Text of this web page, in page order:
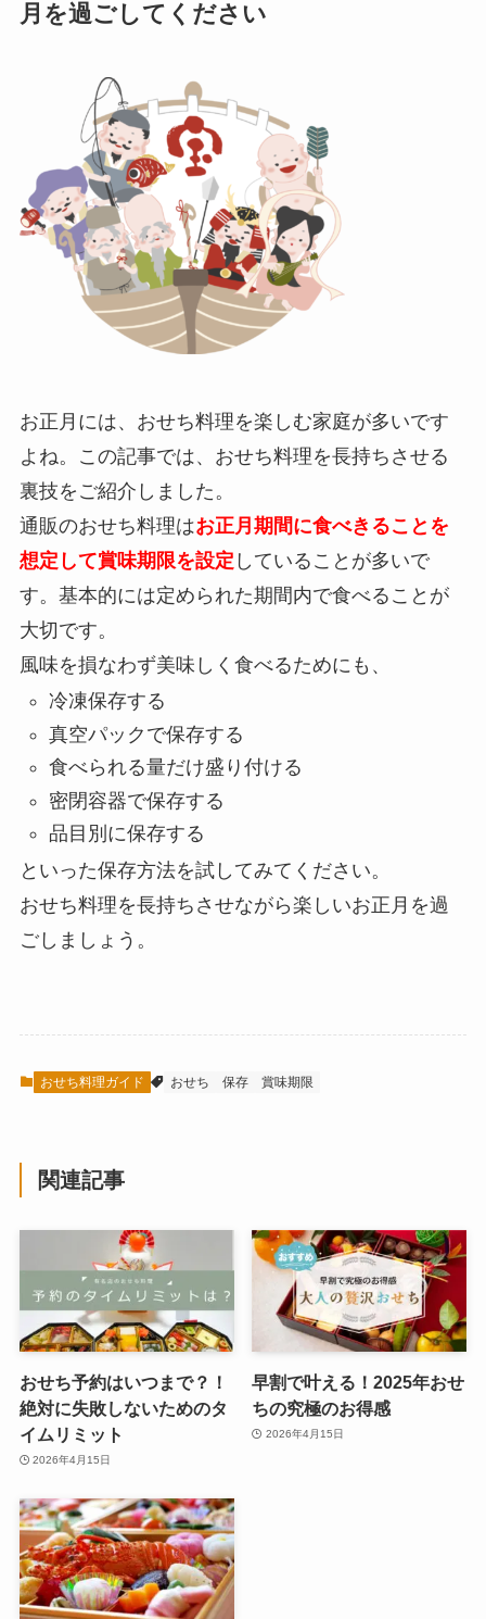
月を過ごしてください
お正月には、おせち料理を楽しむ家庭が多いです
よね。
この記事では、おせち料理を長持ちさせる
裏技をご紹介しました。
通販のおせち料理はお正月期間に食べきることを
想定して賞味期限を設定 していることが多いで
す。基本的には定められた期間内で食べることが
大切です。
風味を損なわず美味しく食べるためにも、
冷凍保存する
真空パックで保存する
食べられる量だけ盛り付ける
密閉容器で保存する
品目別に保存する
といった保存方法を試してみてください。
おせち料理を長持ちさせながら楽しいお正月を過
ごしましょう。
おせち料理ガイド おせち 保存 賞味期限
関連記事
おせち予約はいつまで？！
絶対に失敗しないためのタ
イムリミット
2026年4月15日
早割で叶える！2025年おせ
ちの究極のお得感
2026年4月15日